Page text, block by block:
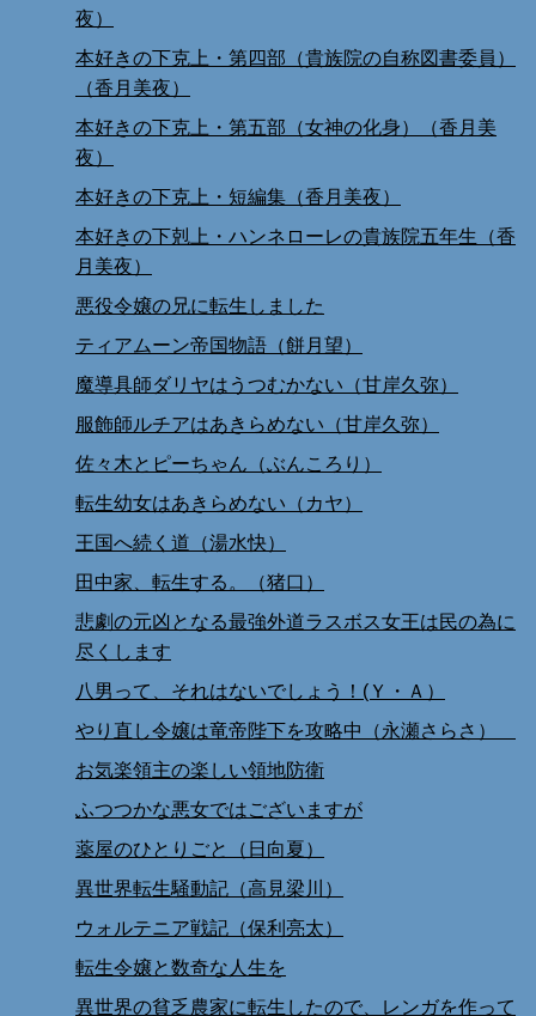
夜）
本好きの下克上・第四部（貴族院の自称図書委員）
（香月美夜）
本好きの下克上・第五部（女神の化身）（香月美
夜）
本好きの下克上・短編集（香月美夜）
本好きの下剋上・ハンネローレの貴族院五年生（香
月美夜）
悪役令嬢の兄に転生しました
ティアムーン帝国物語（餅月望）
魔導具師ダリヤはうつむかない（甘岸久弥）
服飾師ルチアはあきらめない（甘岸久弥）
佐々木とピーちゃん（ぶんころり）
転生幼女はあきらめない（カヤ）
王国へ続く道（湯水快）
田中家、転生する。（猪口）
悲劇の元凶となる最強外道ラスボス女王は民の為に
尽くします
八男って、それはないでしょう！(Ｙ・Ａ）
やり直し令嬢は竜帝陛下を攻略中（永瀬さらさ）
お気楽領主の楽しい領地防衛
ふつつかな悪女ではございますが
薬屋のひとりごと（日向夏）
異世界転生騒動記（高見梁川）
ウォルテニア戦記（保利亮太）
転生令嬢と数奇な人生を
異世界の貧乏農家に転生したので、レンガを作って